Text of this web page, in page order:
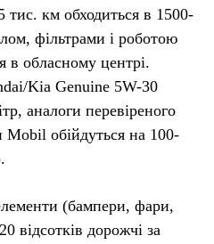
км обходиться в 1500-
фільтрами і роботою
в обласному центрі.
Kia Genuine 5W-30
аналоги перевіреного
обійдуться на 100-
(бампери, фари,
відсотків дорожчі за